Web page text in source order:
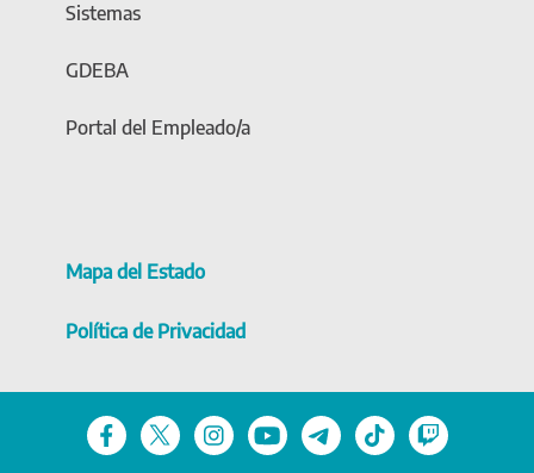
Sistemas
GDEBA
Portal del Empleado/a
Mapa del Estado
Política de Privacidad